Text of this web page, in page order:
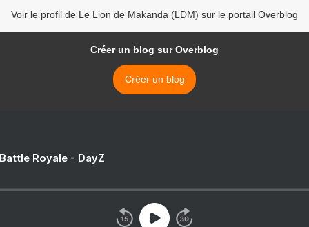
Voir le profil de Le Lion de Makanda (LDM) sur le portail Overblog
Créer un blog sur Overblog
Créer un blog
Royale - DayZ